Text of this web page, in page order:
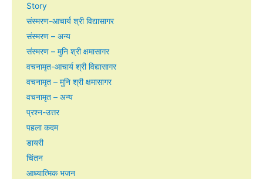
Story
संस्मरण-आचार्य श्री विद्यासागर
संस्मरण – अन्य
संस्मरण – मुनि श्री क्षमासागर
वचनामृत-आचार्य श्री विद्यासागर
वचनामृत – मुनि श्री क्षमासागर
वचनामृत – अन्य
प्रश्न-उत्तर
पहला कदम
डायरी
चिंतन
आध्यात्मिक भजन